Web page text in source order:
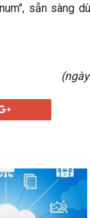
sẵn sàng